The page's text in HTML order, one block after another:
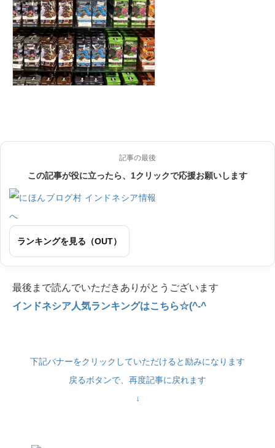
記事の最後
この記事が役に立ったら、1クリックで応援お願いします
ランキングを見る（OUT）
最後まで読んでいただきありがとうございます
インドネシア人気ランキングはこちら☆(^-^
下記バナーをクリックしていただけると励みになります
戻るボタンで、再度記事に戻れます
↓